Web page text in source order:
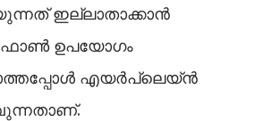
ഇല്ലാതാക്കാൻ
ഉപയോഗം
എയർപ്ലെയ്ൻ